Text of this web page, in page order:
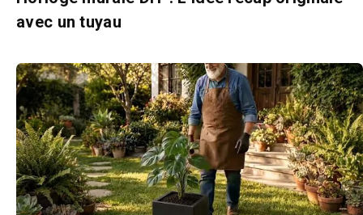
avec un tuyau